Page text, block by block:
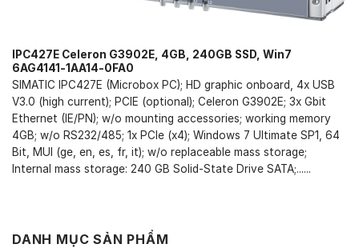
IPC427E Celeron G3902E, 4GB, 240GB SSD, Win7
6AG4141-1AA14-0FA0
SIMATIC IPC427E (Microbox PC); HD graphic onboard, 4x USB
V3.0 (high current); PCIE (optional); Celeron G3902E; 3x Gbit
Ethernet (IE/PN); w/o mounting accessories; working memory
4GB; w/o RS232/485; 1x PCIe (x4); Windows 7 Ultimate SP1, 64
Bit, MUI (ge, en, es, fr, it); w/o replaceable mass storage;
Internal mass storage: 240 GB Solid-State Drive SATA;......
DANH MỤC SẢN PHẨM